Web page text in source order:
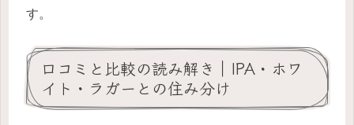
す。
口コミと比較の読み解き｜IPA・ホワ
イト・ラガーとの住み分け